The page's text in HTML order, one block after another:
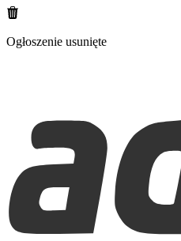
Ogłoszenie usunięte